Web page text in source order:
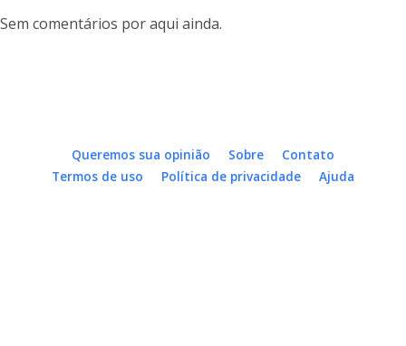
Sem comentários por aqui ainda.
Queremos sua opinião Sobre
Contato
Termos de uso
Política de privacidade Ajuda